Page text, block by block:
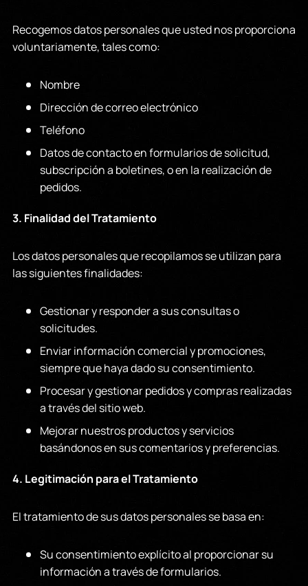
Recogemos datos personales que usted nos proporciona
voluntariamente, tales como:
Nombre
Dirección de correo electrónico
Teléfono
Datos de contacto en formularios de solicitud,
subscripción a boletines, o en la realización de
pedidos.
3. Finalidad del Tratamiento
Los datos personales que recopilamos se utilizan para
las siguientes finalidades:
Gestionar y responder a sus consultas o
solicitudes.
Enviar información comercial y promociones,
siempre que haya dado su consentimiento.
Procesar y gestionar pedidos y compras realizadas
a través del sitio web.
Mejorar nuestros productos y servicios
basándonos en sus comentarios y preferencias.
4. Legitimación para el Tratamiento
El tratamiento de sus datos personales se basa en:
Su consentimiento explícito al proporcionar su
información a través de formularios.